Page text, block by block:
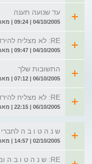
עד שנועה תענה
04/10/2005 | 09:24 | מאת: דני לא רופא ולא מטפל
RE: לא מצליח להירדם
04/10/2005 | 09:47 | מאת: חיפאית
התשובות שלך
06/10/2005 | 07:12 | מאת: דני לא רופא ולא מטפל
RE: לא מצליח להירדם
06/10/2005 | 22:15 | מאת:
ש נ ה ט ו ב ה
02/10/2005 | 14:57 | מאת: דני לא רופא ולא מטפל
RE: ש נ ה ט ו ב ה ומבורכת לדני,